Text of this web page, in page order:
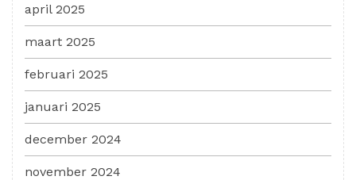
april 2025
maart 2025
februari 2025
januari 2025
december 2024
november 2024